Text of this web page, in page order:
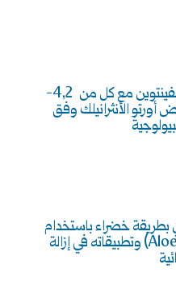
اصطناع مشتقات جديدة من الفينتوين مع كل من 4,2-
أورتو الأنثرانيلك وفق
بطريقة خضراء باستخدام
مستخلص نبات الصبار (Aloe vera) وتطبيقاته في إزالة